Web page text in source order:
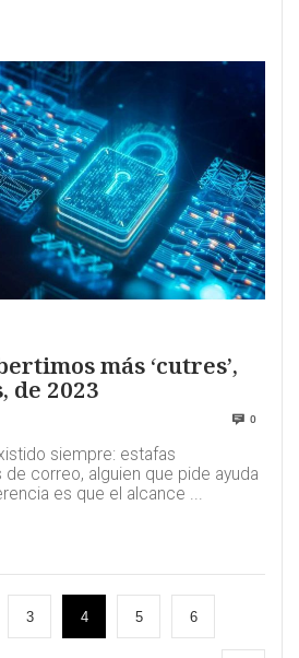
más ‘cutres’,
de 2023
0
siempre: estafas
correo, alguien que pide ayuda
es que el alcance ...
3 4 5 6